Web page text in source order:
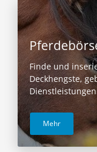
Finde und
Deckhengste,
Mehr